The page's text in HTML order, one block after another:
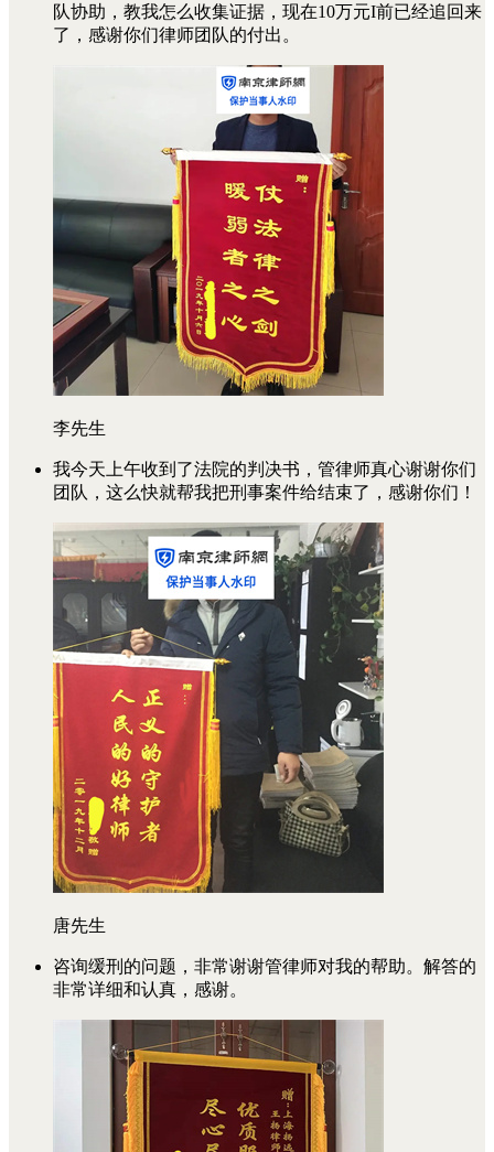
队协助，教我怎么收集证据，现在10万元I前已经追回来
了，感谢你们律师团队的付出。
李先生
我今天上午收到了法院的判决书，管律师真心谢谢你们
团队，这么快就帮我把刑事案件给结束了，感谢你们！
唐先生
咨询缓刑的问题，非常谢谢管律师对我的帮助。解答的
非常详细和认真，感谢。